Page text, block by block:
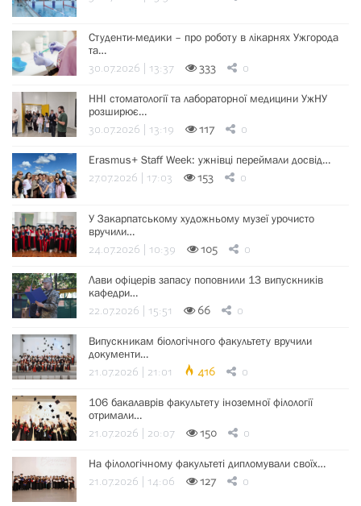
Студенти-медики – про роботу в лікарнях Ужгорода
та…
30.07.2026 | 13:37 333 0
ННІ стоматології та лабораторної медицини УжНУ
розширює…
30.07.2026 | 13:19 117 0
Erasmus+ Staff Week: ужнівці переймали досвід…
27.07.2026 | 17:03 153 0
У Закарпатському художньому музеї урочисто
вручили…
24.07.2026 | 10:39 105 0
Лави офіцерів запасу поповнили 13 випускників
кафедри…
22.07.2026 | 15:51 66 0
Випускникам біологічного факультету вручили
документи…
21.07.2026 | 21:01 416 0
106 бакалаврів факультету іноземної філології
отримали…
21.07.2026 | 20:07 150 0
На філологічному факультеті дипломували своїх…
21.07.2026 | 14:06 127 0